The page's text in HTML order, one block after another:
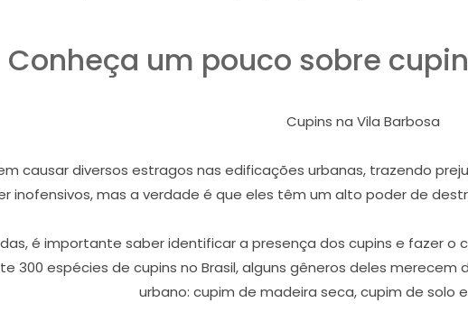
Conheça um pouco sobre
Cupins na Vila Barbosa
causar diversos estragos nas edificações urbanas, trazendo
inofensivos, mas a verdade é que eles têm um alto poder de
é importante saber identificar a presença dos cupins e fazer
300 espécies de cupins no Brasil, alguns gêneros deles
urbano: cupim de madeira seca, cupim de solo